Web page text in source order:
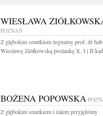
WIESŁAWA
POZNAŃ
Z głębokim smutkiem żegnamy prof. dr hab.
Wiesławę Ziółkowską posłankę X, I i II
BOŻENA POPOWSKA
Z głębokim smutkiem i żalem przyjęliśmy